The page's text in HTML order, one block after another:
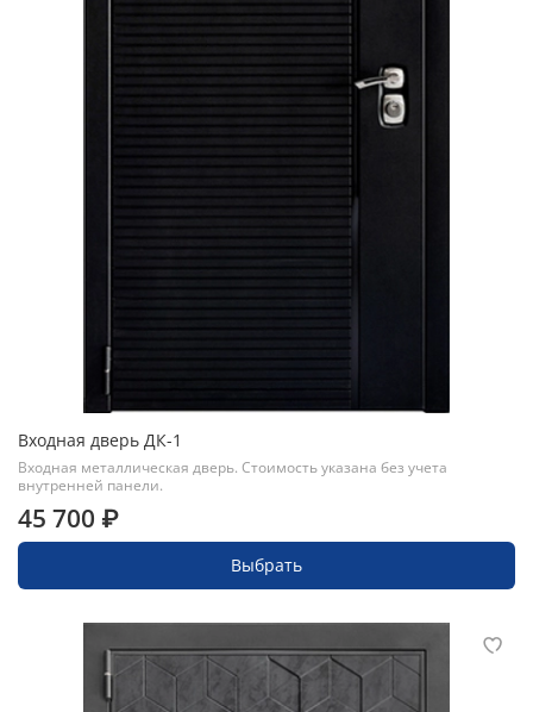
Входная дверь ДК-1
Входная металлическая дверь. Стоимость указана без учета
внутренней панели.
45 700 ₽
Выбрать